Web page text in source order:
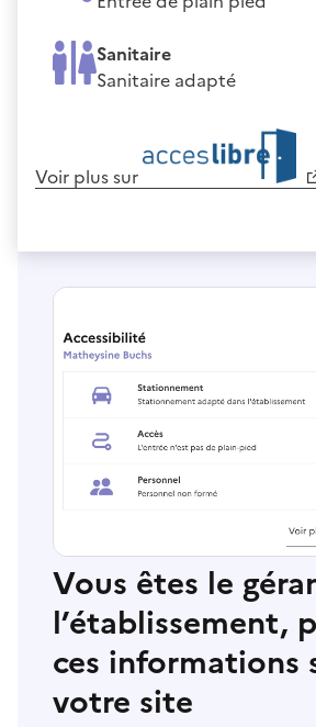
Sanitaire
Sanitaire adapté
Voir plus sur
Vous êtes le
l’établissement,
ces informations
votre site